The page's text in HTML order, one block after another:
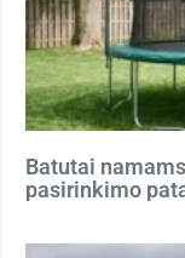
Batutai
pasirinkimo